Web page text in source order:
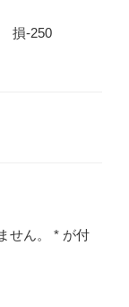
損-250
せん。 * が付